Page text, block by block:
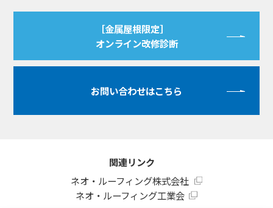
［金属屋根限定］
オンライン改修診断
お問い合わせはこちら
関連リンク
ネオ・ルーフィング株式会社
ネオ・ルーフィング工業会